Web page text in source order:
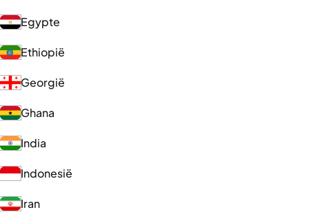
Egypte
Ethiopië
Georgië
Ghana
India
Indonesië
Iran